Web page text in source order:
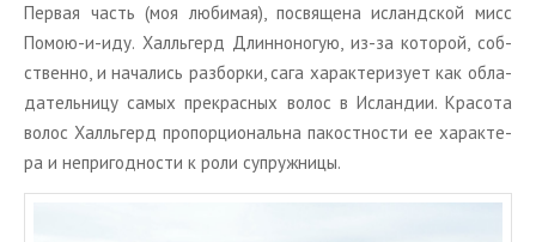
Пер­вая часть (моя лю­би­мая), по­свя­ще­на ис­ланд­ской мисс
Помою-и-иду. Халль­герд Длин­но­но­гую, из-за ко­то­рой, соб­
ствен­но, и на­ча­лись раз­бор­ки, сага ха­рак­те­ри­зу­ет как об­ла­
да­тель­ни­цу самых пре­крас­ных волос в Ис­лан­дии. Кра­со­та
волос Халль­герд про­пор­ци­о­наль­на па­кост­но­сти ее ха­рак­те­
ра и непри­год­но­сти к роли су­пруж­ни­цы.